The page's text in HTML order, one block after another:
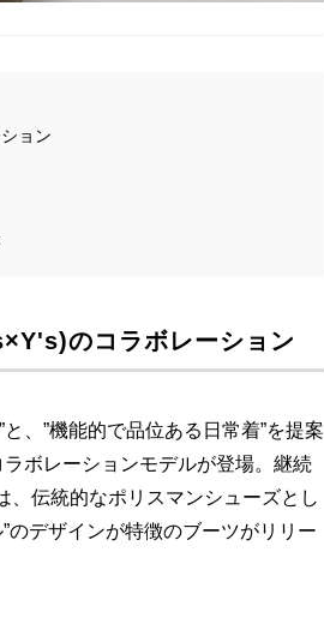
ョン
のコラボレーション
、”機能的で品位ある日常着”を提案
ボレーションモデルが登場。継続
、伝統的なポリスマンシューズとし
のデザインが特徴のブーツがリリー